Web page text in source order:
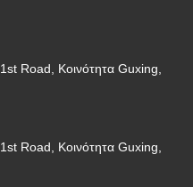
Road, Κοινότητα Guxing,
Road, Κοινότητα Guxing,